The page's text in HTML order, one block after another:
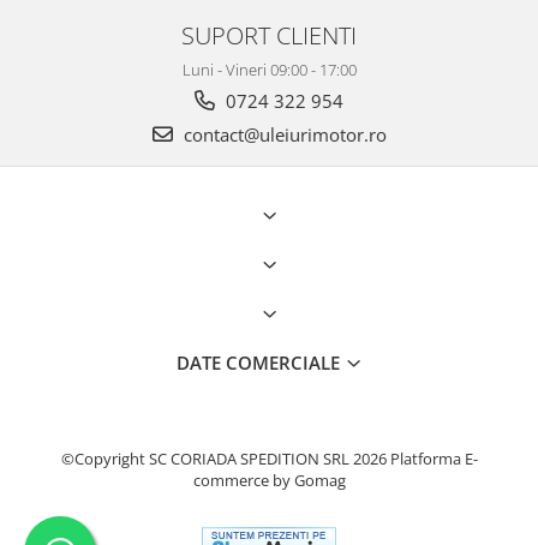
SUPORT CLIENTI
Luni - Vineri 09:00 - 17:00
0724 322 954
contact@uleiurimotor.ro
DATE COMERCIALE
©Copyright SC CORIADA SPEDITION SRL 2026 Platforma E-
commerce by Gomag